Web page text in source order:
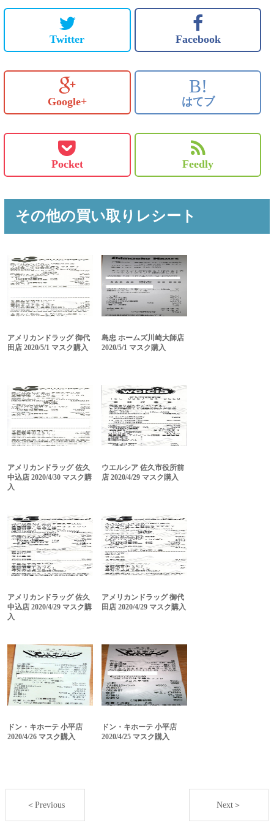
Twitter Facebook
Google+
B!
はてブ
Pocket Feedly
その他の買い取りレシート
アメリカンドラッグ 御代
田店 2020/5/1 マスク購入
島忠 ホームズ川崎大師店
2020/5/1 マスク購入
アメリカンドラッグ 佐久
中込店 2020/4/30 マスク購
入
ウエルシア 佐久市役所前
店 2020/4/29 マスク購入
アメリカンドラッグ 佐久
中込店 2020/4/29 マスク購
入
アメリカンドラッグ 御代
田店 2020/4/29 マスク購入
ドン・キホーテ 小平店
2020/4/26 マスク購入
ドン・キホーテ 小平店
2020/4/25 マスク購入
＜Previous Next＞